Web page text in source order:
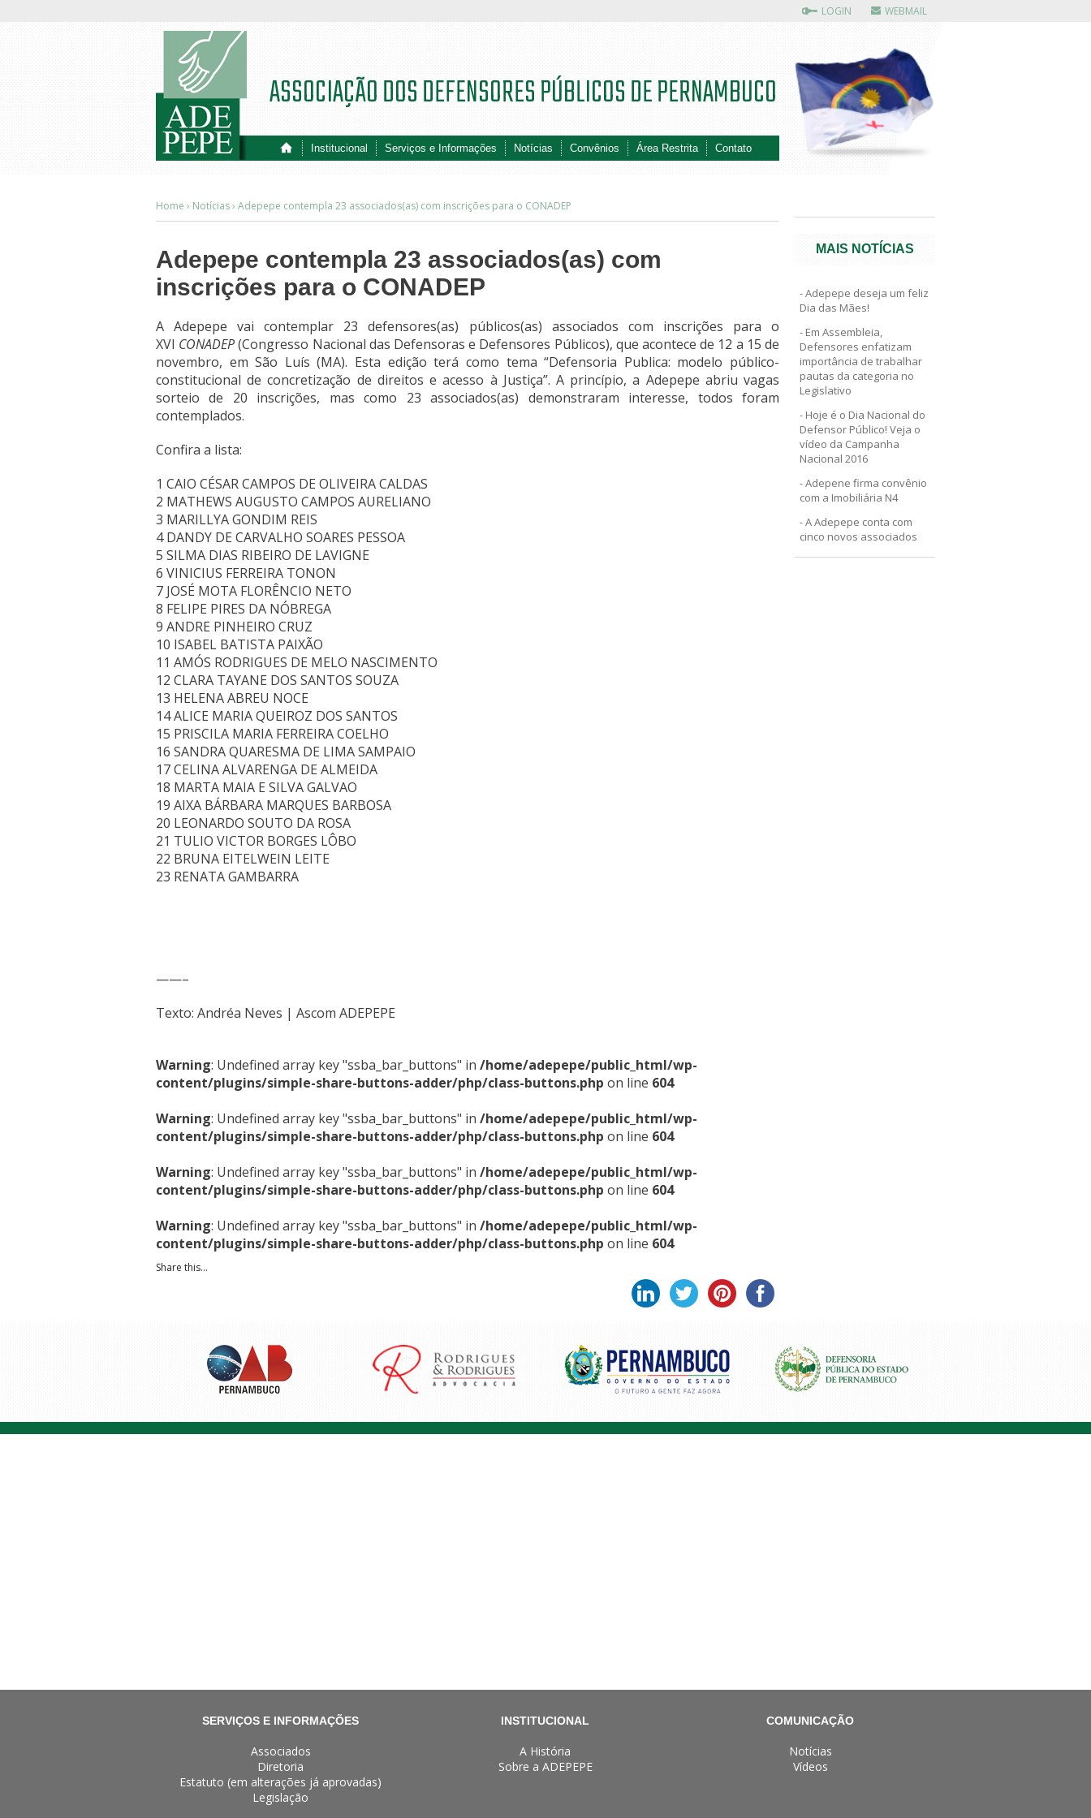
LOGIN WEBMAIL
Institucional Serviços e Informações Notícias Convênios Área Restrita Contato
ASSOCIAÇÃO DOS DEFENSORES PÚBLICOS DE PERNAMBUCO
Home › Notícias› Adepepe contempla 23 associados(as) com inscrições para o CONADEP
Adepepe contempla 23 associados(as) com
inscrições para o CONADEP
A Adepepe vai contemplar 23 defensores(as) públicos(as) associados com inscrições para o
XVI CONADEP(Congresso Nacional das Defensoras e Defensores Públicos), que acontece de 12 a 15 de
novembro, em São Luís (MA). Esta edição terá como tema “Defensoria Publica: modelo público-
constitucional de concretização de direitos e acesso à Justiça”. A princípio, a Adepepe abriu vagas
sorteio de 20 inscrições, mas como 23 associados(as) demonstraram interesse, todos foram
contemplados.
Confira a lista:
1 CAIO CÉSAR CAMPOS DE OLIVEIRA CALDAS
2 MATHEWS AUGUSTO CAMPOS AURELIANO
3 MARILLYA GONDIM REIS
4 DANDY DE CARVALHO SOARES PESSOA
5 SILMA DIAS RIBEIRO DE LAVIGNE
6 VINICIUS FERREIRA TONON
7 JOSÉ MOTA FLORÊNCIO NETO
8 FELIPE PIRES DA NÓBREGA
9 ANDRE PINHEIRO CRUZ
10 ISABEL BATISTA PAIXÃO
11 AMÓS RODRIGUES DE MELO NASCIMENTO
12 CLARA TAYANE DOS SANTOS SOUZA
13 HELENA ABREU NOCE
14 ALICE MARIA QUEIROZ DOS SANTOS
15 PRISCILA MARIA FERREIRA COELHO
16 SANDRA QUARESMA DE LIMA SAMPAIO
17 CELINA ALVARENGA DE ALMEIDA
18 MARTA MAIA E SILVA GALVAO
19 AIXA BÁRBARA MARQUES BARBOSA
20 LEONARDO SOUTO DA ROSA
21 TULIO VICTOR BORGES LÔBO
22 BRUNA EITELWEIN LEITE
23 RENATA GAMBARRA
——–
Texto: Andréa Neves | Ascom ADEPEPE
Warning: Undefined array key "ssba_bar_buttons" in /home/adepepe/public_html/wp-
content/plugins/simple-share-buttons-adder/php/class-buttons.php on line 604
Warning: Undefined array key "ssba_bar_buttons" in /home/adepepe/public_html/wp-
content/plugins/simple-share-buttons-adder/php/class-buttons.php on line 604
Warning: Undefined array key "ssba_bar_buttons" in /home/adepepe/public_html/wp-
content/plugins/simple-share-buttons-adder/php/class-buttons.php on line 604
Warning: Undefined array key "ssba_bar_buttons" in /home/adepepe/public_html/wp-
content/plugins/simple-share-buttons-adder/php/class-buttons.php on line 604
Share this...
MAIS NOTÍCIAS
Adepepe deseja um feliz
Dia das Mães!
Em Assembleia,
Defensores enfatizam
importância de trabalhar
pautas da categoria no
Legislativo
Hoje é o Dia Nacional do
Defensor Público! Veja o
vídeo da Campanha
Nacional 2016
Adepene firma convênio
com a Imobiliária N4
A Adepepe conta com
cinco novos associados
SERVIÇOS E INFORMAÇÕES
Associados
Diretoria
Estatuto (em alterações já aprovadas)
Legislação
INSTITUCIONAL
A História
Sobre a ADEPEPE
COMUNICAÇÃO
Notícias
Vídeos